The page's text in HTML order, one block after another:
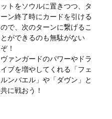
ットをソウルに置きつつ、タ
ーン終了時にカードを引ける
ので、次のターンに繋げるこ
とができるのも無駄がない
ぞ！
ヴァンガードのパワーやドラ
イブを増やしてくれる「フェ
ルンバエル」や「ダヴン」と
共に戦おう！